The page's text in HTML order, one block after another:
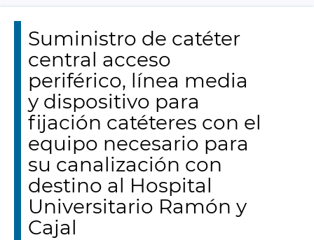
Suministro de catéter
central acceso
periférico, línea media
y dispositivo para
fijación catéteres con el
equipo necesario para
su canalización con
destino al Hospital
Universitario Ramón y
Cajal